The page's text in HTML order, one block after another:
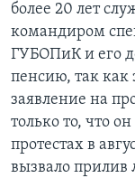
более 20 лет
командиром
ГУБОПиК и его
пенсию, так как
заявление на
только то, что
протестах в
вызвало